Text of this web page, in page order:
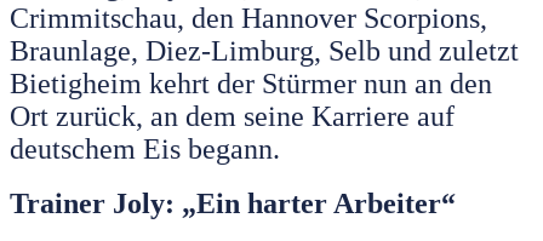
Crimmitschau, den Hannover Scorpions,
Braunlage, Diez-Limburg, Selb und zuletzt
Bietigheim kehrt der Stürmer nun an den
Ort zurück, an dem seine Karriere auf
deutschem Eis begann.
Trainer Joly: „Ein harter Arbeiter“